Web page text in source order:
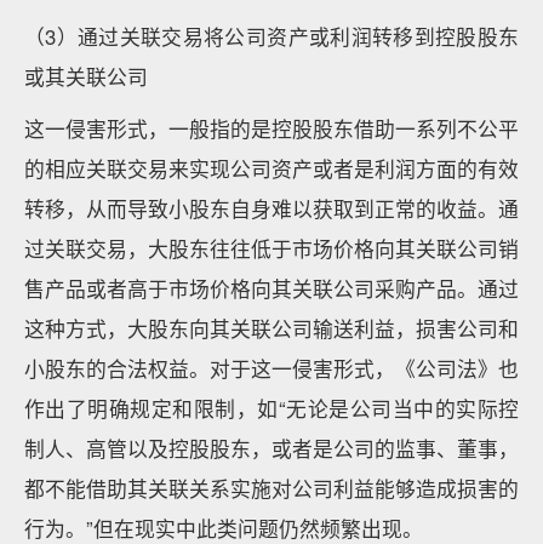
（3）通过关联交易将公司资产或利润转移到控股股东
或其关联公司
这一侵害形式，一般指的是控股股东借助一系列不公平
的相应关联交易来实现公司资产或者是利润方面的有效
转移，从而导致小股东自身难以获取到正常的收益。通
过关联交易，大股东往往低于市场价格向其关联公司销
售产品或者高于市场价格向其关联公司采购产品。通过
这种方式，大股东向其关联公司输送利益，损害公司和
小股东的合法权益。对于这一侵害形式，《公司法》也
作出了明确规定和限制，如“无论是公司当中的实际控
制人、高管以及控股股东，或者是公司的监事、董事，
都不能借助其关联关系实施对公司利益能够造成损害的
行为。”但在现实中此类问题仍然频繁出现。